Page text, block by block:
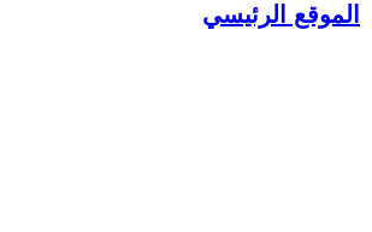
الموقع الرئيسي